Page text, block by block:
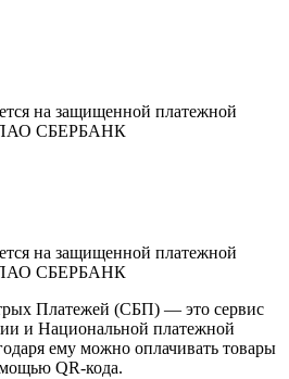
на защищенной платежной
ПАО СБЕРБАНК
на защищенной платежной
ПАО СБЕРБАНК
Платежей (СБП) — это сервис
и Национальной платежной
ему можно оплачивать товары
QR-кода.